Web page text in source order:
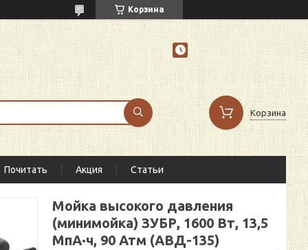
Корзина
Корзина
Почитать Акция Статьи
Мойка высокого давления
(минимойка) ЗУБР, 1600 Вт, 13,5
МпА·ч, 90 Атм (АВД-135)